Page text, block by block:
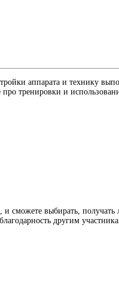
аппарата и технику
тренировки и
и сможете выбирать,
другим